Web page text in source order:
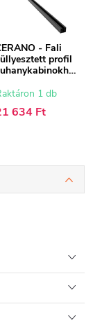
- Fali
profil
- 200 cm
1 db
634 Ft